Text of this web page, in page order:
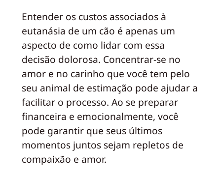
Entender os custos associados à
eutanásia de um cão é apenas um
aspecto de como lidar com essa
decisão dolorosa. Concentrar-se no
amor e no carinho que você tem pelo
seu animal de estimação pode ajudar a
facilitar o processo. Ao se preparar
financeira e emocionalmente, você
pode garantir que seus últimos
momentos juntos sejam repletos de
compaixão e amor.